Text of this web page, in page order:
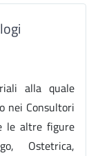
alla quale
nei Consultori
le altre figure
Ostetrica,